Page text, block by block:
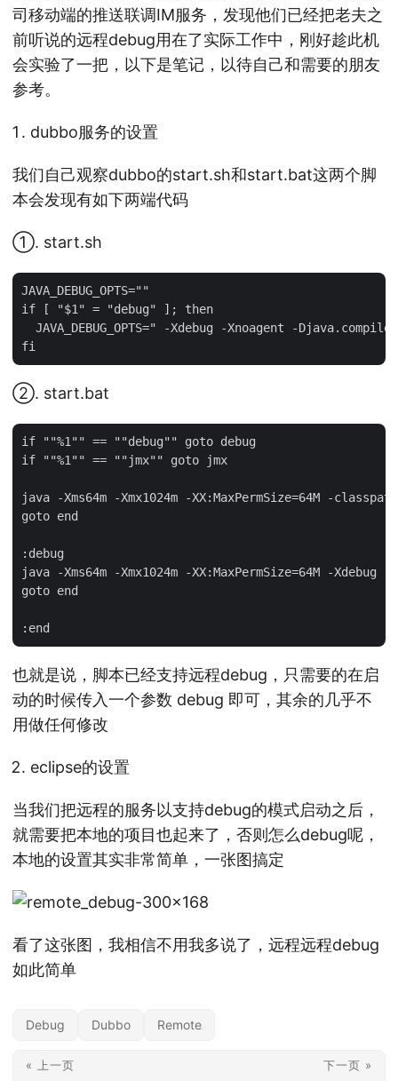
司移动端的推送联调IM服务，发现他们已经把老夫之
前听说的远程debug用在了实际工作中，刚好趁此机
会实验了一把，以下是笔记，以待自己和需要的朋友
参考。
dubbo服务的设置
我们自己观察dubbo的start.sh和start.bat这两个脚
本会发现有如下两端代码
①. start.sh
JAVA_DEBUG_OPTS=""
if [ "$1" = "debug" ]; then
JAVA_DEBUG_OPTS=" -Xdebug -Xnoagent -
②. start.bat
if ""%1"" == ""debug"" goto debug
if ""%1"" == ""jmx"" goto jmx
java -Xms64m -Xmx1024m -XX:MaxPermSize=64M -
goto end
:debug
java -Xms64m -Xmx1024m -XX:MaxPermSize=64M -
goto end
也就是说，脚本已经支持远程debug，只需要的在启
动的时候传入一个参数 debug 即可，其余的几乎不
用做任何修改
eclipse的设置
当我们把远程的服务以支持debug的模式启动之后，
就需要把本地的项目也起来了，否则怎么debug呢，
本地的设置其实非常简单，一张图搞定
看了这张图，我相信不用我多说了，远程远程debug
如此简单
Debug Dubbo Remote
« 上一页 下一页 »